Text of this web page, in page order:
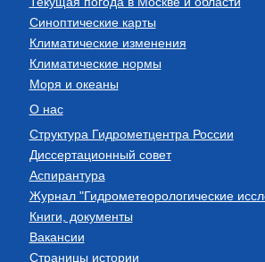
Синоптические карты
Климатические изменения
Климатические нормы
Моря и океаны
О нас
Структура Гидрометцентра России
Диссертационный совет
Аспирантура
Журнал "Гидрометеорологические
Книги, документы
Вакансии
Страницы истории